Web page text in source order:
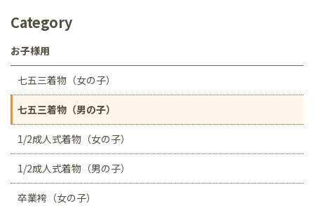
Category
お子様用
七五三着物（女の子）
七五三着物（男の子）
1/2成人式着物（女の子）
1/2成人式着物（男の子）
卒業袴（女の子）